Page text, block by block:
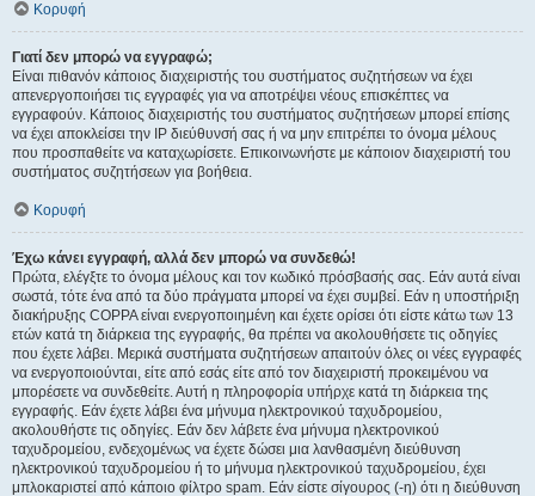
Κορυφή
Γιατί δεν μπορώ να εγγραφώ;
Είναι πιθανόν κάποιος διαχειριστής του συστήματος συζητήσεων να έχει
απενεργοποιήσει τις εγγραφές για να αποτρέψει νέους επισκέπτες να
εγγραφούν. Κάποιος διαχειριστής του συστήματος συζητήσεων μπορεί επίσης
να έχει αποκλείσει την IP διεύθυνσή σας ή να μην επιτρέπει το όνομα μέλους
που προσπαθείτε να καταχωρίσετε. Επικοινωνήστε με κάποιον διαχειριστή του
συστήματος συζητήσεων για βοήθεια.
Κορυφή
Έχω κάνει εγγραφή, αλλά δεν μπορώ να συνδεθώ!
Πρώτα, ελέγξτε το όνομα μέλους και τον κωδικό πρόσβασής σας. Εάν αυτά είναι
σωστά, τότε ένα από τα δύο πράγματα μπορεί να έχει συμβεί. Εάν η υποστήριξη
διακήρυξης COPPA είναι ενεργοποιημένη και έχετε ορίσει ότι είστε κάτω των 13
ετών κατά τη διάρκεια της εγγραφής, θα πρέπει να ακολουθήσετε τις οδηγίες
που έχετε λάβει. Μερικά συστήματα συζητήσεων απαιτούν όλες οι νέες εγγραφές
να ενεργοποιούνται, είτε από εσάς είτε από τον διαχειριστή προκειμένου να
μπορέσετε να συνδεθείτε. Αυτή η πληροφορία υπήρχε κατά τη διάρκεια της
εγγραφής. Εάν έχετε λάβει ένα μήνυμα ηλεκτρονικού ταχυδρομείου,
ακολουθήστε τις οδηγίες. Εάν δεν λάβετε ένα μήνυμα ηλεκτρονικού
ταχυδρομείου, ενδεχομένως να έχετε δώσει μια λανθασμένη διεύθυνση
ηλεκτρονικού ταχυδρομείου ή το μήνυμα ηλεκτρονικού ταχυδρομείου, έχει
μπλοκαριστεί από κάποιο φίλτρο spam. Εάν είστε σίγουρος (-η) ότι η διεύθυνση